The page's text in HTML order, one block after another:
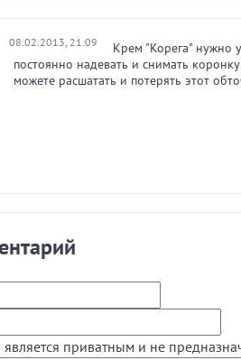
08.02.2013, 21:09
Крем "Корега" нужно
постоянно надевать и снимать
можете расшатать и потерять этот
приватным и не